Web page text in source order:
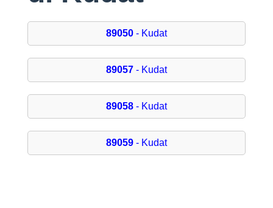
89050- Kudat
89057- Kudat
89058- Kudat
89059- Kudat